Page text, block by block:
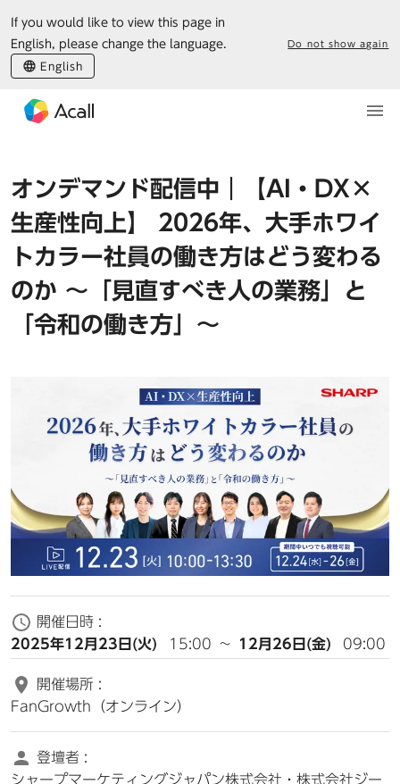
If you would like to view this page in
English, please change the language.
English
Do not show again
オンデマンド配信中｜【AI・DX×
生産性向上】 2026年、大手ホワイ
トカラー社員の働き方はどう変わる
のか ～「見直すべき人の業務」と
「令和の働き方」～
開催日時 :
2025年12月23日(火)
15:00 ~ 12月26日(金) 09:00
開催場所 :
FanGrowth（オンライン）
登壇者 :
シャープマーケティングジャパン株式会社・株式会社ジー